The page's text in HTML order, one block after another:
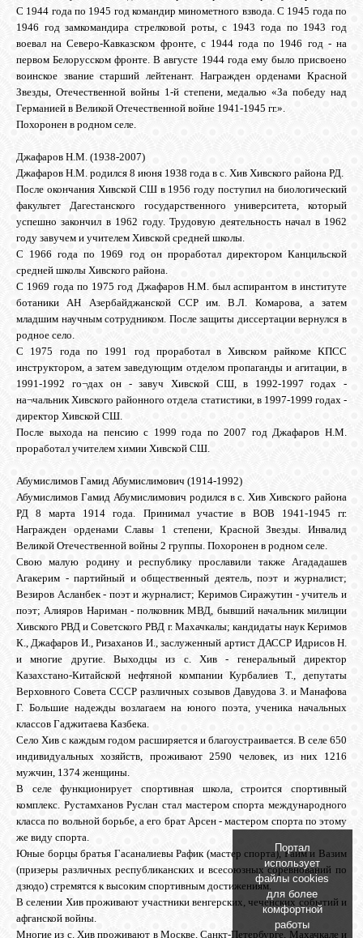
С 1944 года по 1945 год командир минометного взвода. С 1945 года по
1946 год замкомандира стрелковой роты, с 1943 года по 1943 год
воевал на Северо-Кавказском фронте, с 1944 года по 1946 год - на
первом Белорусском фронте. В августе 1944 года ему было присвоено
воинское звание старший лейтенант. Награжден орденами Красной
Звезды, Отечественной войны 1-й степени, медалью «За победу над
Германией в Великой Отечественной войне 1941-1945 гг.».
Похоронен в родном селе.
Джафаров Н.М. (1938-2007)
Джафаров Н.М. родился 8 июня 1938 года в с. Хив Хивского района РД.
После окончания Хивской СШ в 1956 году поступил на биологический
факультет Дагестанского государственного университета, который
успешно закончил в 1962 году. Трудовую деятельность начал в 1962
году завучем и учителем Хивской средней школы.
С 1966 года по 1969 год он проработал директором Канцильской
средней школы Хивского района.
C 1969 года по 1975 год Джафаров Н.М. был аспирантом в институте
ботаники АН Азербайджанской ССР им. В.Л. Комарова, а затем
младшим научным сотрудником. После защиты диссертации вернулся в
родное село.
С 1975 года по 1991 год проработал в Хивском райкоме КПСС
инструктором, а затем заведующим отделом пропаганды и агитации, в
1991-1992 го¬дах он - завуч Хивской СШ, в 1992-1997 годах -
на¬чальник Хивского районного отдела статистики, в 1997-1999 годах -
директор Хивской СШ.
После выхода на пенсию с 1999 года по 2007 год Джафаров Н.М.
проработал учителем химии Хивской СШ.
Абумислимов Гамид Абумислимович (1914-1992)
Абумислимов Гамид Абумислимович родился в с. Хив Хивского района
РД 8 марта 1914 года. Принимал участие в ВОВ 1941-1945 гг.
Награжден орденами Славы 1 степени, Красной Звезды. Инвалид
Великой Отечественной войны 2 группы. Похоронен в родном селе.
Свою малую родину и республику прославили также Агададашев
Агакерим - партийный и общественный деятель, поэт и журналист;
Везиров Асланбек - поэт и журналист; Керимов Сиражутин - учитель и
поэт; Алияров Нариман - полковник МВД, бывший начальник милиции
Хивского РВД и Советского РВД г. Махачкалы; кандидаты наук Керимов
К., Джафаров И., Ризаханов И., заслуженный артист ДАССР Идрисов Н.
и многие другие. Выходцы из с. Хив - генеральный директор
Казахстано-Китайской нефтяной компании Курбалиев Т., депутаты
Верховного Совета СССР различных созывов Давудова З. и Манафова
Г. Большие надежды возлагаем на юного поэта, ученика начальных
классов Гаджитаева Казбека.
Село Хив с каждым годом расширяется и благоустраивается. В селе 650
индивидуальных хозяйств, проживают 2590 человек, из них 1216
мужчин, 1374 женщины.
В селе функционирует спортивная школа, строится спортивный
комплекс. Рустамханов Руслан стал мастером спорта международного
класса по вольной борьбе, а его брат Арсен - мастером спорта по этому
же виду спорта.
Юные борцы братья Гасаналиевы Рафик (мастер спорта), Раим и Вазим
(призеры различных республиканских и всесоюзных соревнований по
дзюдо) стремятся к высоким спортивным достижениям.
В селении Хив проживают участники венгерских, чеченских событий и
афганской войны.
Многие из с. Хив проживают в Москве, Санкт-Петербурге, Махачкале и
Портал
использует
файлы cookies
для более
комфортной
работы